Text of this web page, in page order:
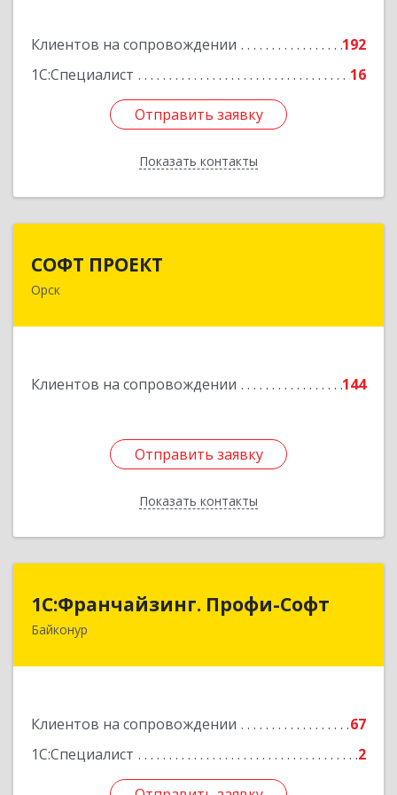
Клиентов на сопровождении
192
1С:Специалист
16
Отправить заявку
Показать контакты
Подробнее
Отправить заявку
Назад
СОФТ ПРОЕКТ
Орск
Клиентов на сопровождении 144
Отправить заявку
Показать контакты
Отправить заявку
Назад
1С:Франчайзинг. Профи-Софт
Байконур
Клиентов на сопровождении
67
1С:Специалист
2
1С:Франчайзинг. Профи-Софт
468320, Байконур г, Ленина ул, дом № 10,